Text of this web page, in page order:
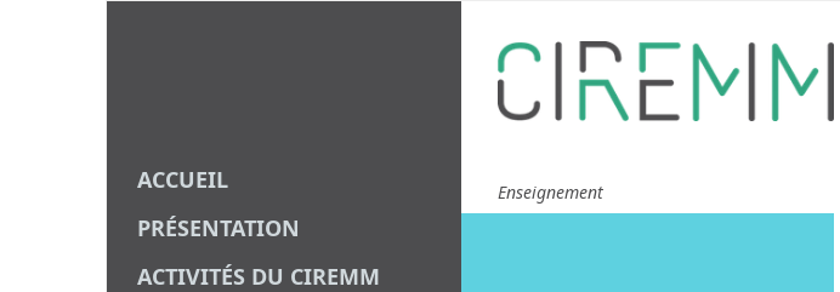
ACCUEIL
PRÉSENTATION
ACTIVITÉS DU CIREMM
Enseignement